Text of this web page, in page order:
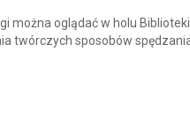
można oglądać w holu
twórczych sposobów